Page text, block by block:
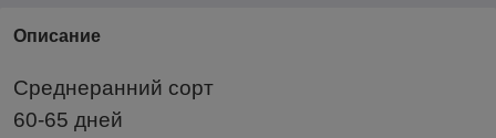
Описание
Среднеранний сорт
60-65 дней